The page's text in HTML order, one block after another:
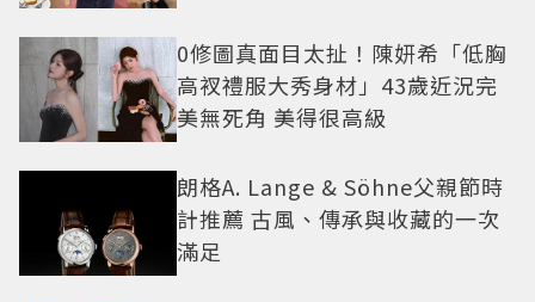
0修圖真面目太扯！陳妍希「低胸
高衩禮服大秀身材」43歲近況完
美無死角 美得很高級
朗格A. Lange & Söhne父親節時
計推薦 古風、傳承與收藏的一次
滿足